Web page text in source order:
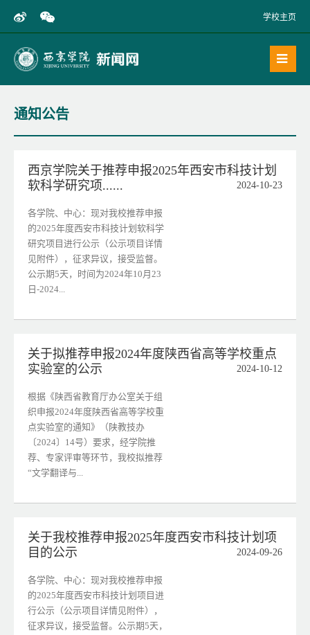
学校主页
通知公告
西京学院关于推荐申报2025年西安市科技计划
软科学研究项......
2024-10-23
各学院、中心：现对我校推荐申报
的2025年度西安市科技计划软科学
研究项目进行公示（公示项目详情
见附件），征求异议，接受监督。
公示期5天，时间为2024年10月23
日-2024...
关于拟推荐申报2024年度陕西省高等学校重点
实验室的公示
2024-10-12
根据《陕西省教育厅办公室关于组
织申报2024年度陕西省高等学校重
点实验室的通知》（陕教技办
〔2024〕14号）要求，经学院推
荐、专家评审等环节，我校拟推荐
“文学翻译与...
关于我校推荐申报2025年度西安市科技计划项
目的公示
2024-09-26
各学院、中心：现对我校推荐申报
的2025年度西安市科技计划项目进
行公示（公示项目详情见附件），
征求异议，接受监督。公示期5天，